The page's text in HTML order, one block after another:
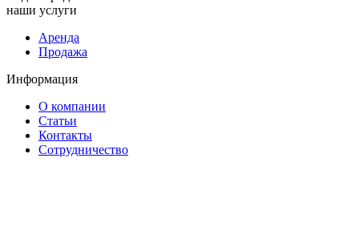
наши услуги
Аренда
Продажа
Информация
О компании
Статьи
Контакты
Сотрудничество